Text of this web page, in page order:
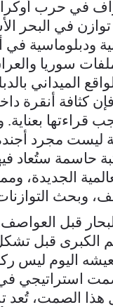
في حرب
في البحر
ودبلوماسية في
سوريا
الميداني
فإن كثافة أنقرة
قراءتها بعناية.
ليست مجرد
حاسمة ستُعاد
الجديدة،
وبحث التوازنات
قبل العواصف.
الكبرى قبل
اليوم ليس
استراتيجي
هذا الصمت، تُعد